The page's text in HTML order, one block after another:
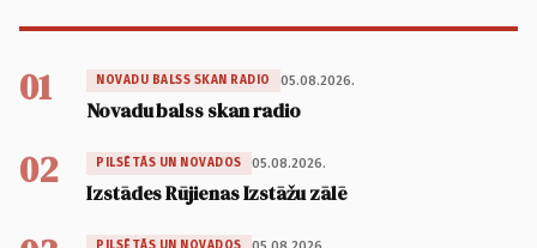
01 NOVADU BALSS SKAN RADIO 05.08.2026.
Novadu balss skan radio
02 PILSĒTĀS UN NOVADOS 05.08.2026.
Izstādes Rūjienas Izstāžu zālē